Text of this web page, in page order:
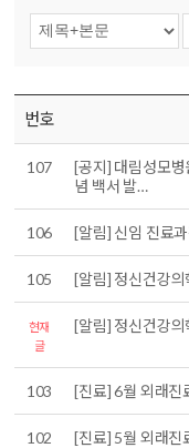
번호
107
[공지] 대림성모병
념 백서 발…
106 [알림] 신임 진료
105 [알림] 정신건강
현재
글
[알림] 정신건강의
103 [진료] 6월 외래진
102 [진료] 5월 외래진